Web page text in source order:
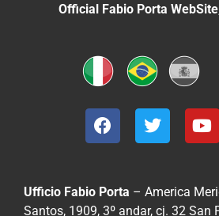
Official Fabio Porta WebSite
Ufficio Fabio Porta – America
Santos, 1909, 3º andar, cj. 32 San